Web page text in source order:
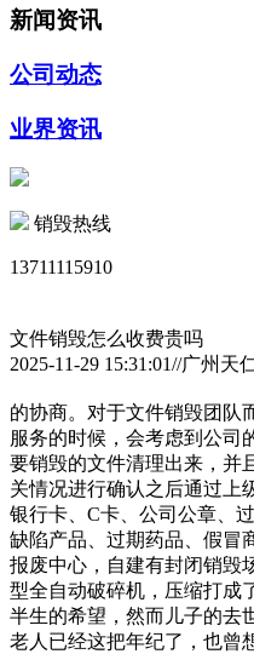
新闻资讯
公司动态
业界资讯
销毁热线
13711115910
文件销毁怎么收费贵吗
2025-11-29 15:31:01//广州
的协商。对于文件销毁团队
服务的时候，会考虑到公司
要销毁的文件清理出来，并
关情况进行确认之后通过上
银行卡、C卡、公司公章、
缺陷产品、过期药品、假冒
报废中心，自建有封闭销毁
型全自动破碎机，压缩打成
半生的希望，然而儿子的去
老人已经这把年纪了，也曾